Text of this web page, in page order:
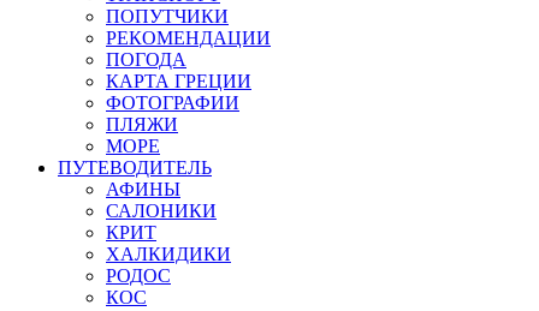
ПОПУТЧИКИ
РЕКОМЕНДАЦИИ
ПОГОДА
КАРТА ГРЕЦИИ
ФОТОГРАФИИ
ПЛЯЖИ
МОРЕ
ПУТЕВОДИТЕЛЬ
АФИНЫ
САЛОНИКИ
КРИТ
ХАЛКИДИКИ
РОДОС
КОС